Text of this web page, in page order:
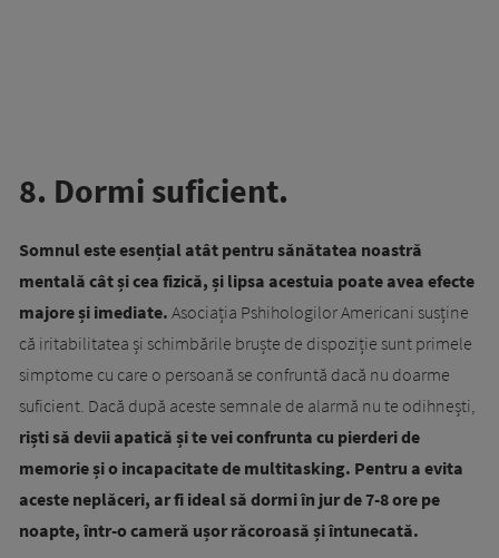
8. Dormi suficient.
Somnul este esențial atât pentru sănătatea noastră
mentală cât și cea fizică, și lipsa acestuia poate avea efecte
majore și imediate. Asociația Pshihologilor Americani susține
că iritabilitatea și schimbările bruște de dispoziție sunt primele
simptome cu care o persoană se confruntă dacă nu doarme
suficient. Dacă după aceste semnale de alarmă nu te odihnești,
riști să devii apatică și te vei confrunta cu pierderi de
memorie și o incapacitate de multitasking. Pentru a evita
aceste neplăceri, ar fi ideal să dormi în jur de 7-8 ore pe
noapte, într-o cameră ușor răcoroasă și întunecată.